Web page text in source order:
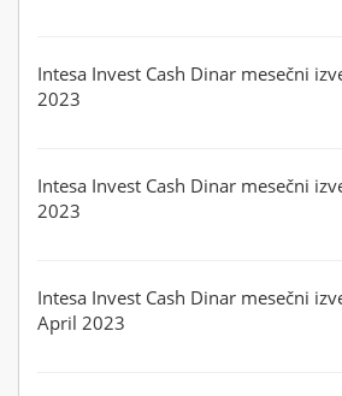
Intesa Invest Cash Dinar mesečni
2023
Intesa Invest Cash Dinar mesečni
2023
Intesa Invest Cash Dinar mesečni
April 2023